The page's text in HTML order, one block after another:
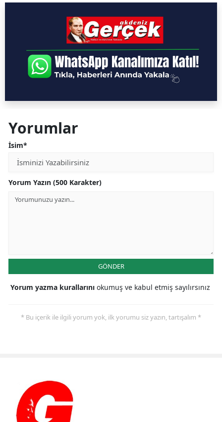
Yorumlar
İsim*
Yorum Yazın (500 Karakter)
GÖNDER
Yorum yazma kurallarını okumuş ve kabul etmiş sayılırsınız
* Bu içerik ile ilgili yorum yok, ilk yorumu siz yazın, tartışalım *